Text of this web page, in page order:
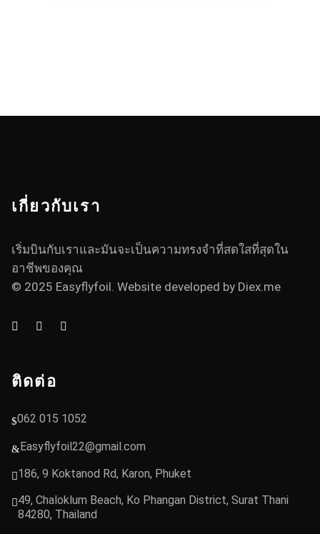
เกี่ยวกับเรา
เริ่มบินกับเราและมันจะเป็นความทรงจำที่สดใสที่สุดใน
อาชีพของคุณ
© 2025 Easyflyfoil. Website developed by Diex.me
ติดต่อ
062 015 1052
Easyflyfoil22@gmail.com
186, 9 Koktanod Rd, Karon, Phuket
49, Chaloklum Beach, Ko Phangan District, Surat Thani
84280, Thailand